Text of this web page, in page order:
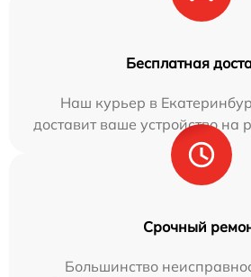
Бесплатная
Наш курьер в
доставит ваше устройство на
Срочный
Большинство